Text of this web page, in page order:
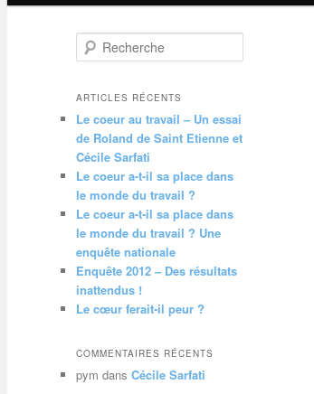
e
h
r
c
h
e
ARTICLES RÉCENTS
Le coeur au travail – Un essai
de Roland de Saint Etienne et
Cécile Sarfati
Le coeur a-t-il sa place dans
le monde du travail ?
Le coeur a-t-il sa place dans
le monde du travail ? Une
enquête nationale
Enquête 2012 – Des résultats
inattendus !
Le cœur ferait-il peur ?
COMMENTAIRES RÉCENTS
pym dans Cécile Sarfati